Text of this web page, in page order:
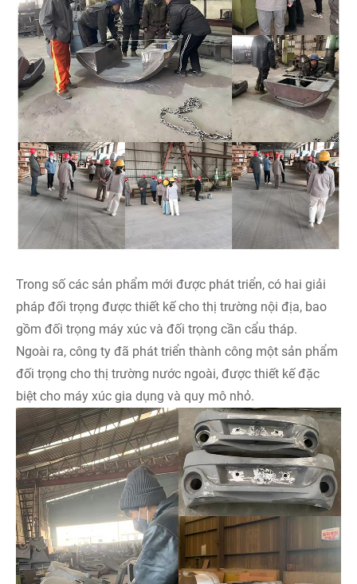
Trong số các sản phẩm mới được phát triển, có hai giải
pháp đối trọng được thiết kế cho thị trường nội địa, bao
gồm đối trọng máy xúc và đối trọng cần cẩu tháp.
Ngoài ra, công ty đã phát triển thành công một sản phẩm
đối trọng cho thị trường nước ngoài, được thiết kế đặc
biệt cho máy xúc gia dụng và quy mô nhỏ.